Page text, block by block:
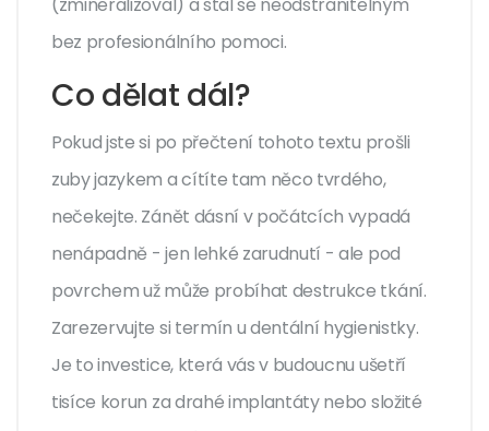
(zmineralizoval) a stal se neodstranitelným
bez profesionálního pomoci.
Co dělat dál?
Pokud jste si po přečtení tohoto textu prošli
zuby jazykem a cítíte tam něco tvrdého,
nečekejte. Zánět dásní v počátcích vypadá
nenápadně - jen lehké zarudnutí - ale pod
povrchem už může probíhat destrukce tkání.
Zarezervujte si termín u dentální hygienistky.
Je to investice, která vás v budoucnu ušetří
tisíce korun za drahé implantáty nebo složité